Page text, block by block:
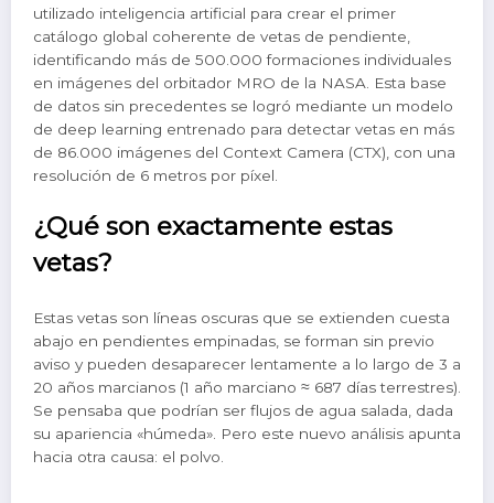
utilizado inteligencia artificial para crear el primer
catálogo global coherente de vetas de pendiente,
identificando más de 500.000 formaciones individuales
en imágenes del orbitador MRO de la NASA. Esta base
de datos sin precedentes se logró mediante un modelo
de deep learning entrenado para detectar vetas en más
de 86.000 imágenes del Context Camera (CTX), con una
resolución de 6 metros por píxel.
¿Qué son exactamente estas
vetas?
Estas vetas son líneas oscuras que se extienden cuesta
abajo en pendientes empinadas, se forman sin previo
aviso y pueden desaparecer lentamente a lo largo de 3 a
20 años marcianos (1 año marciano ≈ 687 días terrestres).
Se pensaba que podrían ser flujos de agua salada, dada
su apariencia «húmeda». Pero este nuevo análisis apunta
hacia otra causa: el polvo.